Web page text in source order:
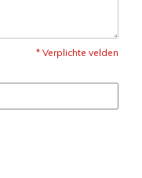
* Verplichte velden